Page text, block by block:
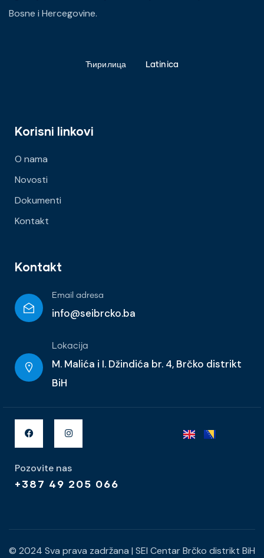
Bosne i Hercegovine.
Ћирилица Latinica
Korisni linkovi
O nama
Novosti
Dokumenti
Kontakt
Kontakt
Email adresa
info@seibrcko.ba
Lokacija
M. Malića i I. Džindića br. 4, Brčko distrikt
BiH
Pozovite nas
+387 49 205 066
© 2024 Sva prava zadržana | SEI Centar Brčko distrikt BiH